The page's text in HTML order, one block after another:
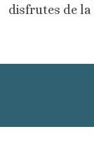
disfrutes de la